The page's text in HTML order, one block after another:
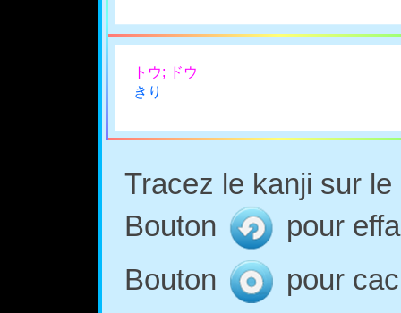
トウ; ドウ
きり
Tracez le kanji sur
Bouton
pour
Bouton
pour